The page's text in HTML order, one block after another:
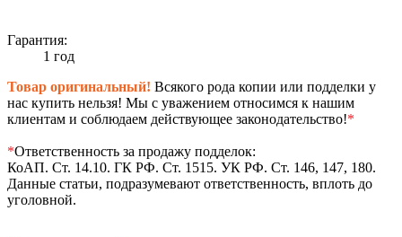
Гарантия:
1 год
Товар оригинальный! Всякого рода копии или подделки у
нас купить нельзя! Мы с уважением относимся к нашим
клиентам и соблюдаем действующее законодательство!*
*Ответственность за продажу подделок:
КоАП. Ст. 14.10. ГК РФ. Ст. 1515. УК РФ. Ст. 146, 147, 180.
Данные статьи, подразумевают ответственность, вплоть до
уголовной.